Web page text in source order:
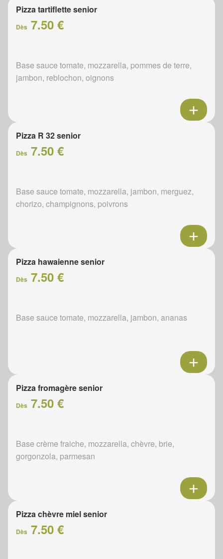
Pizza tartiflette senior
Dès 7.50 €
Base sauce tomate, mozzarella, pommes de terre,
jambon, reblochon, oignons
Pizza R 32 senior
Dès 7.50 €
Base sauce tomate, mozzarella, jambon, merguez,
chorizo, champignons, poivrons
Pizza hawaienne senior
Dès 7.50 €
Base sauce tomate, mozzarella, jambon, ananas
Pizza fromagère senior
Dès 7.50 €
Base crème fraiche, mozzarella, chèvre, brie,
gorgonzola, parmesan
Pizza chèvre miel senior
Dès 7.50 €